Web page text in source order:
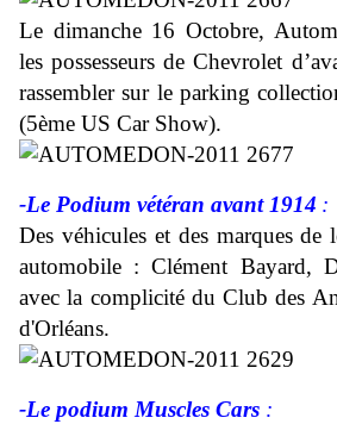
Le dimanche 16 Octobre,
les possesseurs de Chevrolet
rassembler sur le parking
(5ème US Car Show).
-Le Podium vétéran avant 1914 :
Des véhicules et des marques de
automobile : Clément Bayard,
avec la complicité du Club des
d'Orléans.
-Le podium Muscles Cars :